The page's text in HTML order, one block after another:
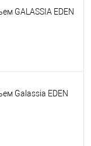
GALASSIA EDEN
Galassia EDEN